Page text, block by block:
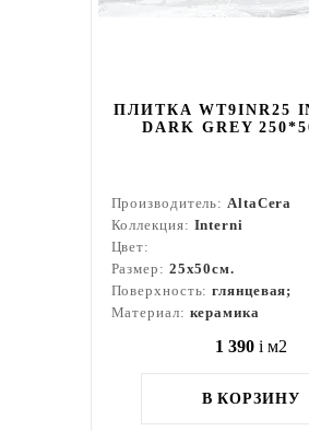
ПЛИТКА WT9INR25
DARK GREY
Производитель:AltaCera
Коллекция: Interni
Цвет:
Размер: 25x50см.
Поверхность:глянцевая;
Материал: керамика
1 390 i м2
В КОРЗИНУ